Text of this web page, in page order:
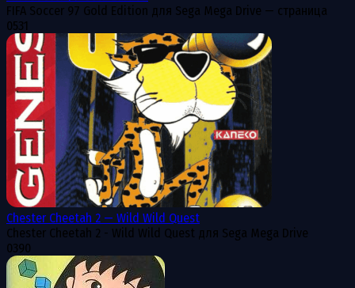
FIFA Soccer 97 Gold Edition для Sega Mega Drive — страница
0531
Chester Cheetah 2 — Wild Wild Quest
Chester Cheetah 2 - Wild Wild Quest для Sega Mega Drive
0390